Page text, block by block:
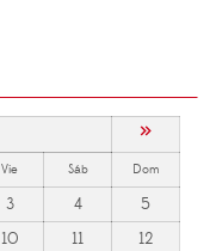
»
Vie Sáb Dom
3 4
5
10 11
12